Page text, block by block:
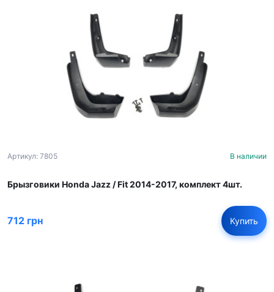
Артикул: 7805 В наличии
Брызговики Honda Jazz / Fit 2014-2017, комплект 4шт.
712 грн Купить